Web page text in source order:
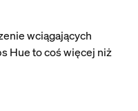
wciągających
Hue to coś więcej niż